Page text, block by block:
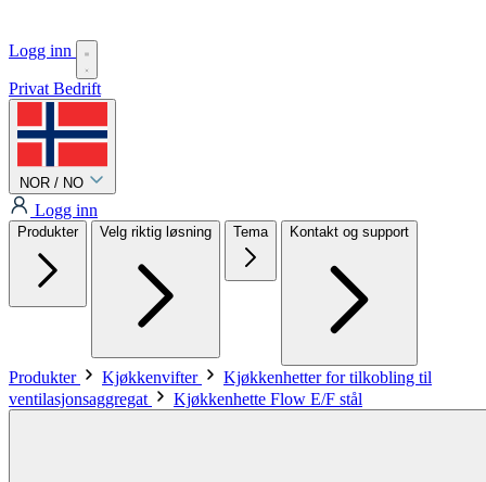
Logg inn
Privat Bedrift
NOR / NO
Logg inn
Produkter Velg riktig løsning Tema Kontakt og support
Produkter Kjøkkenvifter
Kjøkkenhetter for tilkobling til
ventilasjonsaggregat
Kjøkkenhette Flow E/F stål